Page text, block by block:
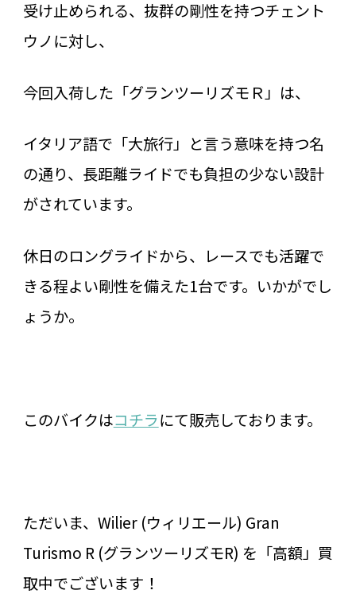
受け止められる、抜群の剛性を持つチェント
ウノに対し、
今回入荷した「グランツーリズモＲ」は、
イタリア語で「大旅行」と言う意味を持つ名
の通り、長距離ライドでも負担の少ない設計
がされています。
休日のロングライドから、レースでも活躍で
きる程よい剛性を備えた1台です。いかがでし
ょうか。
このバイクはコチラにて販売しております。
ただいま、Wilier (ウィリエール) Gran
Turismo R (グランツーリズモR) を「高額」買
取中でございます！